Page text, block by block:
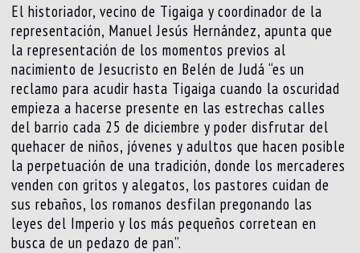
El historiador, vecino de Tigaiga y coordinador de la
representación, Manuel Jesús Hernández, apunta que
la representación de los momentos previos al
nacimiento de Jesucristo en Belén de Judá “es un
reclamo para acudir hasta Tigaiga cuando la oscuridad
empieza a hacerse presente en las estrechas calles
del barrio cada 25 de diciembre y poder disfrutar del
quehacer de niños, jóvenes y adultos que hacen posible
la perpetuación de una tradición, donde los mercaderes
venden con gritos y alegatos, los pastores cuidan de
sus rebaños, los romanos desfilan pregonando las
leyes del Imperio y los más pequeños corretean en
busca de un pedazo de pan”.